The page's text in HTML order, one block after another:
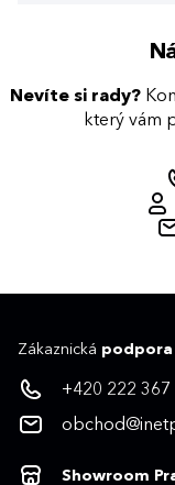
Nevíte si rady?
který vám
Zákaznická podpora
+420 222 367
Showroom